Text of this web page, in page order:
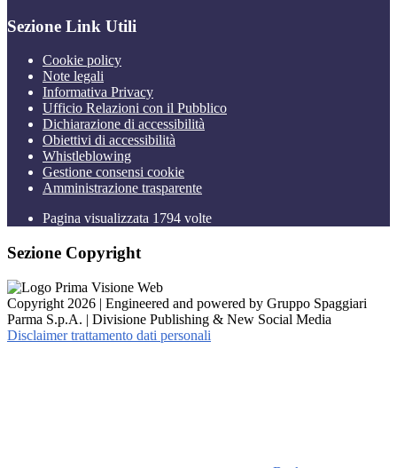
Sezione Link Utili
Cookie policy
Note legali
Informativa Privacy
Ufficio Relazioni con il Pubblico
Dichiarazione di accessibilità
Obiettivi di accessibilità
Whistleblowing
Gestione consensi cookie
Amministrazione trasparente
Pagina visualizzata 1794 volte
Sezione Copyright
Copyright 2026 | Engineered and powered by Gruppo Spaggiari
Parma S.p.A. | Divisione Publishing & New Social Media
Disclaimer trattamento dati personali